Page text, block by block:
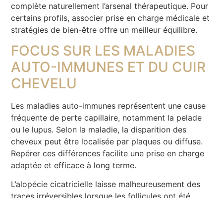
complète naturellement l’arsenal thérapeutique. Pour
certains profils, associer prise en charge médicale et
stratégies de bien-être offre un meilleur équilibre.
FOCUS SUR LES MALADIES
AUTO-IMMUNES ET DU CUIR
CHEVELU
Les maladies auto-immunes représentent une cause
fréquente de perte capillaire, notamment la pelade
ou le lupus. Selon la maladie, la disparition des
cheveux peut être localisée par plaques ou diffuse.
Repérer ces différences facilite une prise en charge
adaptée et efficace à long terme.
L’alopécie cicatricielle laisse malheureusement des